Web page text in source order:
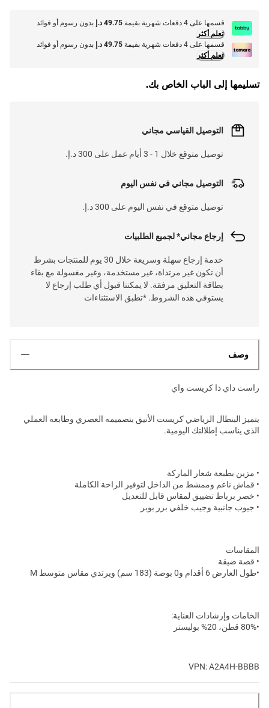
قسمها على 4 دفعات شهرية بقيمة 49.75 د.إ
بدون رسوم أو فوائد
تعلم أكثر
قسمها على 4 دفعات شهرية بقيمة
49.75 د.إ
بدون رسوم أو فوائد
تعلم أكثر
تسليمها إلى الباب الخاص بك.
التوصيل القياسي مجاني
توصيل متوقع خلال 1 - 3 أيام عمل على 300 د.إ.
التوصيل مجاني في نفس اليوم
توصيل متوقع في نفس اليوم على 300 د.إ.
إرجاع مجاني* لجميع الطلبيات
خدمة إرجاع سهلة وسريعة خلال 30 يوم للمنتجات بشرط
أن تكون غير مرتداة، غير مستخدمة، وغير مغسولة مع بقاء
بطاقة التعليق مرفقة. لا يمكننا قبول أي طلب إرجاع لا
يستوفي هذه الشروط. *تطبق الاستثناءات
وصف
راست داي ذا كريست واي
يتميز البنطال الرياضي كريست الأنيق بتصميمه العصري وطابعه العملي
الذي يناسب إطلالتك اليومية.
• مزين بطبعة شعار الماركة
• قماش ناعم وممشط من الداخل لتوفير الراحة الكاملة
• خصر برباط تضييق لمقاس قابل للتعديل
• جيوب جانبية وجيب خلفي بزر بوبر
المقاسات
• قصة ضيقة
•طول العارض 6 أقدام و0 بوصة (183 سم) ويرتدي مقاس متوسط M
الخامات وإرشادات العناية:
•80% قطن، 20% بوليستر
VPN: A2A4H-BBBB